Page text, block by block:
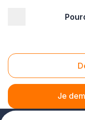
Je
Préparation et
la route